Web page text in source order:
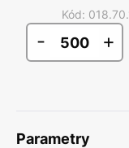
Kód:
- +
Parametry